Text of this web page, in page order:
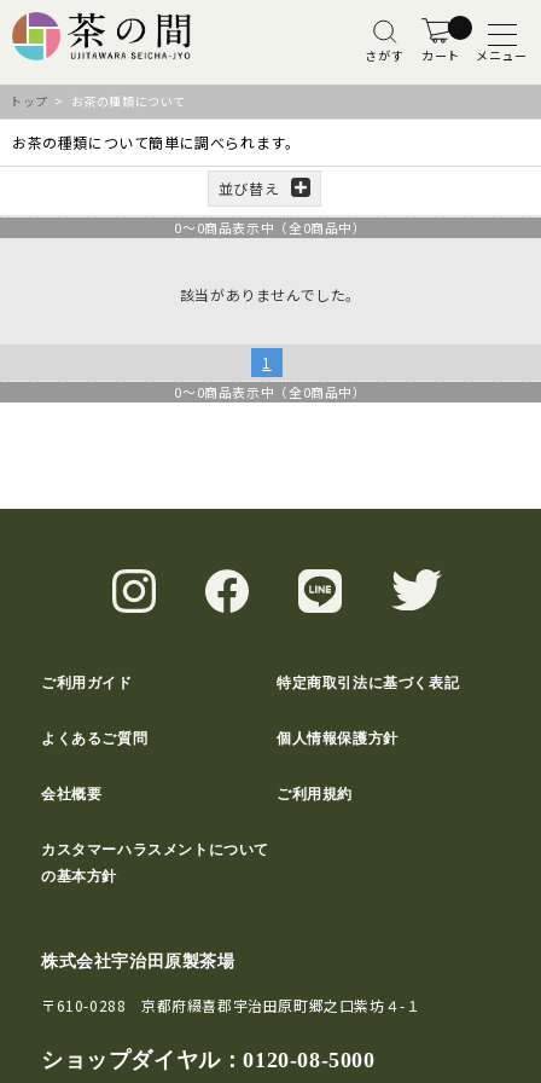
さがす カート メニュー
トップ > お茶の種類について
お茶の種類について簡単に調べられます。
並び替え
0～0商品表示中（全0商品中）
該当がありませんでした。
1
0～0商品表示中（全0商品中）
ご利用ガイド 特定商取引法に基づく表記
よくあるご質問 個人情報保護方針
会社概要 ご利用規約
カスタマーハラスメントについて
の基本方針
株式会社宇治田原製茶場
〒610-0288 京都府綴喜郡宇治田原町郷之口紫坊４-１
ショップダイヤル：0120-08-5000